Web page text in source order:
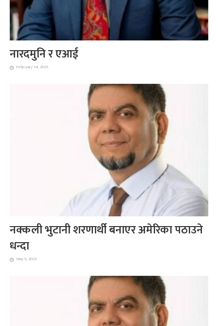
नारदमुनि र एआई
February 14, 2025
नक्कली भुटानी शरणार्थी बनाएर अमेरिका पठाउने
धन्दा
May 9, 2023